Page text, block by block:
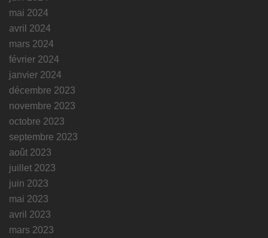
mai 2024
avril 2024
mars 2024
février 2024
janvier 2024
décembre 2023
novembre 2023
octobre 2023
septembre 2023
août 2023
juillet 2023
juin 2023
mai 2023
avril 2023
mars 2023